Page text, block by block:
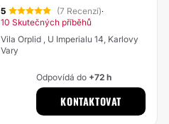
5 (7 Recenzí)·
10 Skutečných příběhů
Vila Orplid , U Imperialu 14, Karlovy
Vary
Odpovídá do +72 h
KONTAKTOVAT